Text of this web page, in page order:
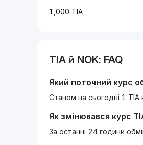
1,000 TIA
TIA й NOK: FAQ
Який поточний курс
Станом на сьогодні 1
Як змінювався курс
За останні 24 години